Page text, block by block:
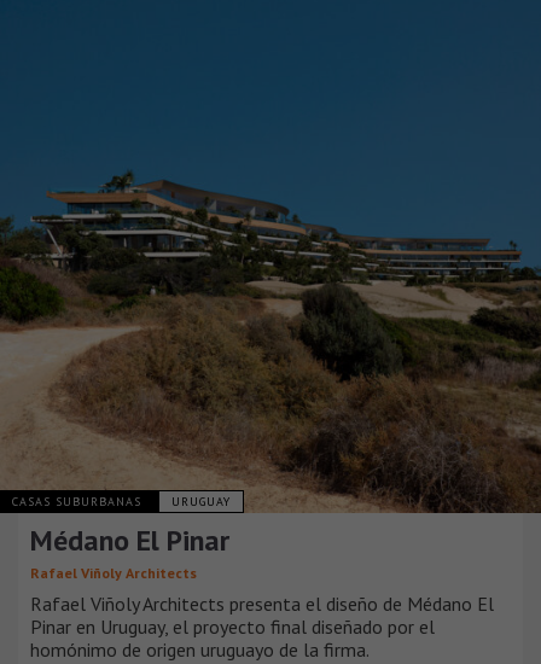
CASAS SUBURBANAS URUGUAY
Médano El Pinar
Rafael Viñoly Architects
Rafael Viñoly Architects presenta el diseño de Médano El
Pinar en Uruguay, el proyecto final diseñado por el
homónimo de origen uruguayo de la firma.